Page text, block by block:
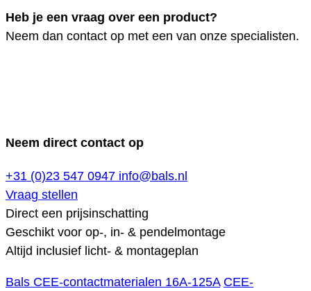
Heb je een vraag over een product?
Neem dan contact op met een van onze specialisten.
Neem direct contact op
+31 (0)23 547 0947 info@bals.nl
Vraag stellen
Direct een prijsinschatting
Geschikt voor op-, in- & pendelmontage
Altijd inclusief licht- & montageplan
Bals CEE-contactmaterialen 16A-125A CEE-